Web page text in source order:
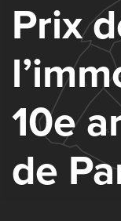
Prix
10e
de